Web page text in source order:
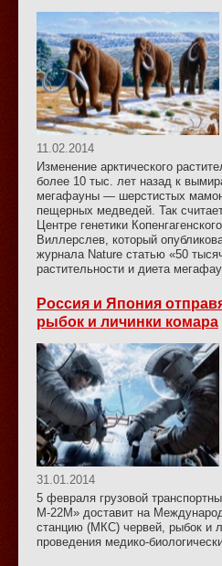
11.02.2014
Изменение арктического
более 10 тыс. лет назад к
мегафауны — шерстистых
пещерных медведей. Так
Центре генетики
Виллерслев, который
журнала Nature статью «50
растительности и диета
Россия и Япония
рыбок и личинки комара
31.01.2014
5 февраля грузовой
М-22М» доставит на
станцию (МКС) червей, рыбок и
проведения медико-